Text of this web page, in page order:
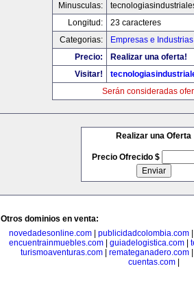
Minusculas:
Longitud:
23 caracteres
Categorias:
Empresas e Industrias
Precio:
Realizar una oferta!
Visitar!
Serán consideradas
Realizar una Oferta
Precio Ofrecido $
Otros dominios en venta:
novedadesonline.com
publicidadcolombia.com
encuentrainmuebles.com| guiadelogistica.com|
turismoaventuras.com| remateganadero.com
cuentas.com|